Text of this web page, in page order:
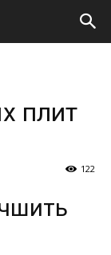
плит
122